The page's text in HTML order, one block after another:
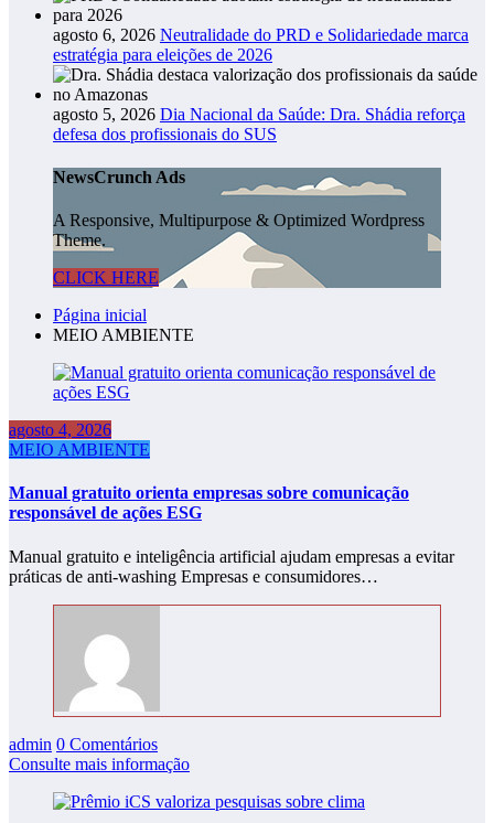
agosto 6, 2026 Neutralidade do PRD e Solidariedade marca
estratégia para eleições de 2026
agosto 5, 2026 Dia Nacional da Saúde: Dra. Shádia reforça
defesa dos profissionais do SUS
NewsCrunch Ads
A Responsive, Multipurpose & Optimized Wordpress
Theme.
CLICK HERE
Página inicial
MEIO AMBIENTE
agosto 4, 2026
MEIO AMBIENTE
Manual gratuito orienta empresas sobre comunicação
responsável de ações ESG
Manual gratuito e inteligência artificial ajudam empresas a evitar
práticas de anti-washing Empresas e consumidores…
admin 0 Comentários
Consulte mais informação